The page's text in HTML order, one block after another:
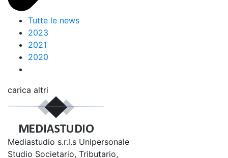
Tutte le news
2023
2021
2020
carica altri
Mediastudio s.r.l.s Unipersonale
Studio Societario, Tributario,